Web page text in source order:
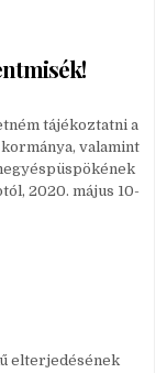
tájékoztatni a
valamint
2020. május 10-
elterjedésének